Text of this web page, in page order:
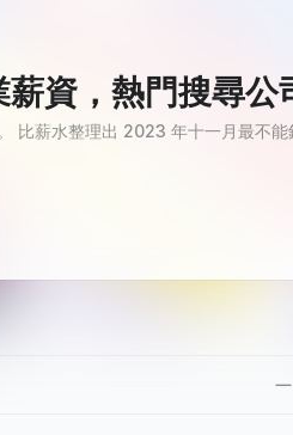
資，熱門搜尋公
比薪水整理出 2023 年十一月最不